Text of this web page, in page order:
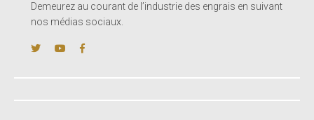
Demeurez au courant de l’industrie des engrais en suivant
nos médias sociaux.